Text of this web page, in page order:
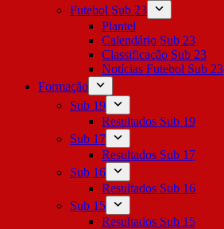
Futebol Sub 23
Plantel
Calendário Sub 23
Classificação Sub 23
Notícias Futebol Sub 23
Formação
Sub 19
Resultados Sub 19
Sub 17
Resultados Sub 17
Sub 16
Resultados Sub 16
Sub 15
Resultados Sub 15